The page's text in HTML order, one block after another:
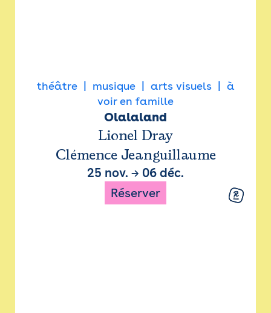
théâtre musique arts visuels
à
voir en famille
Olalaland
Lionel Dray
Clémence Jeanguillaume
25 nov. → 06 déc.
Réserver